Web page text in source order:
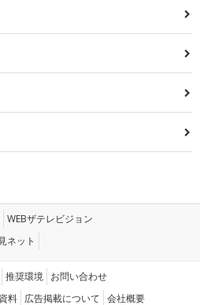
WEBザテレビジョン
ネット
推奨環境 お問い合わせ
料 広告掲載について 会社概要